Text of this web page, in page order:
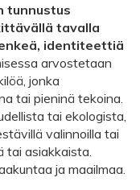
tunnustus
tavalla
identiteettiä
arvostetaan
jonka
tai pieninä tekoina.
tai ekologista,
valinnoilla tai
tai asiakkaista.
ja maailmaa.